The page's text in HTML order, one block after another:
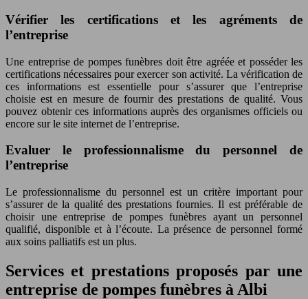
Vérifier les certifications et les agréments de
l’entreprise
Une entreprise de pompes funèbres doit être agréée et posséder les
certifications nécessaires pour exercer son activité. La vérification de
ces informations est essentielle pour s’assurer que l’entreprise
choisie est en mesure de fournir des prestations de qualité. Vous
pouvez obtenir ces informations auprès des organismes officiels ou
encore sur le site internet de l’entreprise.
Evaluer le professionnalisme du personnel de
l’entreprise
Le professionnalisme du personnel est un critère important pour
s’assurer de la qualité des prestations fournies. Il est préférable de
choisir une entreprise de pompes funèbres ayant un personnel
qualifié, disponible et à l’écoute. La présence de personnel formé
aux soins palliatifs est un plus.
Services et prestations proposés par une
entreprise de pompes funèbres à Albi